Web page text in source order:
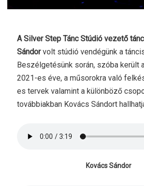
A Silver Step Tánc Stúdió vezető
Sándorvolt stúdió vendégünk a
Beszélgetésünk során, szóba került
2021-es éve, a műsorokra való
es tervek valamint a különböző
továbbiakban Kovács Sándort
Kovács Sándor